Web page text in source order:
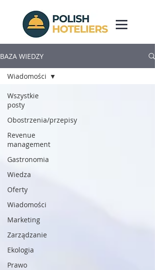
BAZA WIEDZY
Wszystkie
posty
Obostrzenia/przepisy
Revenue
management
Gastronomia
Wiedza
Oferty
Wiadomości
Marketing
Zarządzanie
Ekologia
Prawo
Wiadomości